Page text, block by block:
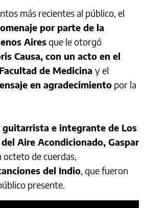
más recientes al público, el
por parte de la
Airesque le otorgó
Causa, con un acto en el
de Medicina y el
en agradecimiento por la
guitarrista e integrante de Los
Aire Acondicionado, Gaspar
octeto de cuerdas,
del Indio, que fueron
presente.